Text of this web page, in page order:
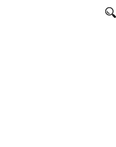
Перейти к основному